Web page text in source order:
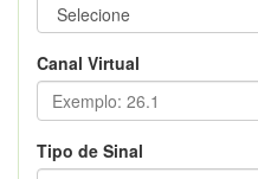
Canal Virtual
Tipo de Sinal